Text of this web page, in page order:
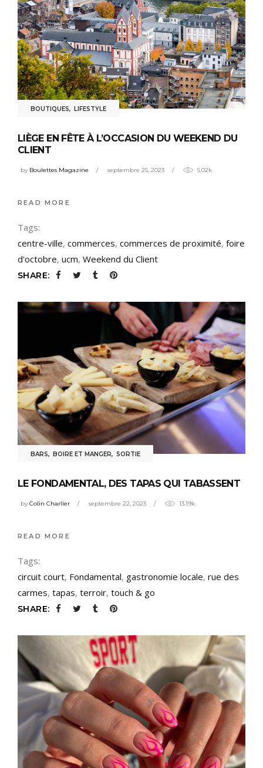
BOUTIQUES, LIFESTYLE
LIÈGE EN FÊTE À L’OCCASION DU WEEKEND DU
CLIENT
by Boulettes Magazine septembre 25, 2023 5.02k
READ MORE
Tags:
centre-ville, commerces, commerces de proximité, foire
d'octobre, ucm, Weekend du Client
SHARE:
BARS, BOIRE ET MANGER, SORTIE
LE FONDAMENTAL, DES TAPAS QUI TABASSENT
byColin Charlier septembre 22, 2023 13.19k
READ MORE
Tags:
circuit court, Fondamental, gastronomie locale, rue des
carmes, tapas, terroir, touch & go
SHARE: